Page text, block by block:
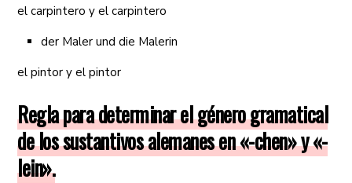
el carpintero y el carpintero
der Maler und die Malerin
el pintor y el pintor
Regla para determinar el género gramatical
de los sustantivos alemanes en «-chen» y «-
lein».